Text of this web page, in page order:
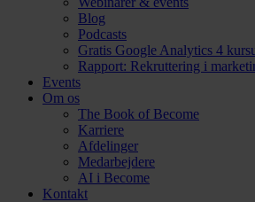
Blog
Podcasts
Gratis Google Analytics 4
Rapport: Rekruttering i
Events
Om os
The Book of Become
Karriere
Afdelinger
Medarbejdere
AI i Become
Kontakt